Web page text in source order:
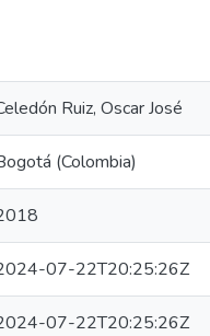
Ruiz, Oscar José
(Colombia)
07-22T20:25:26Z
07-22T20:25:26Z